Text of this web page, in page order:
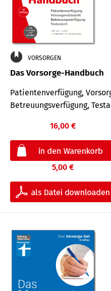
VORSORGEN
Das Vorsorge-Handbuch
Patientenverfügung,
Betreuungsverfügung,
16,00 €
5,00 €